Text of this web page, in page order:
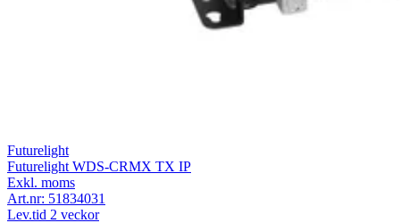
Futurelight
Futurelight WDS-CRMX TX IP
Exkl. moms
Art.nr: 51834031
Lev.tid 2 veckor